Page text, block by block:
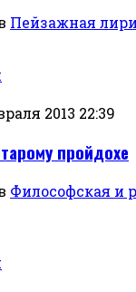
Пейзажная
2013 22:39
пройдохе
Философская и